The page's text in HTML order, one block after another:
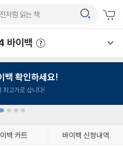
바이백
백 확인하세요!
최고가로 삽니다!
백 카트 바이백 신청내역